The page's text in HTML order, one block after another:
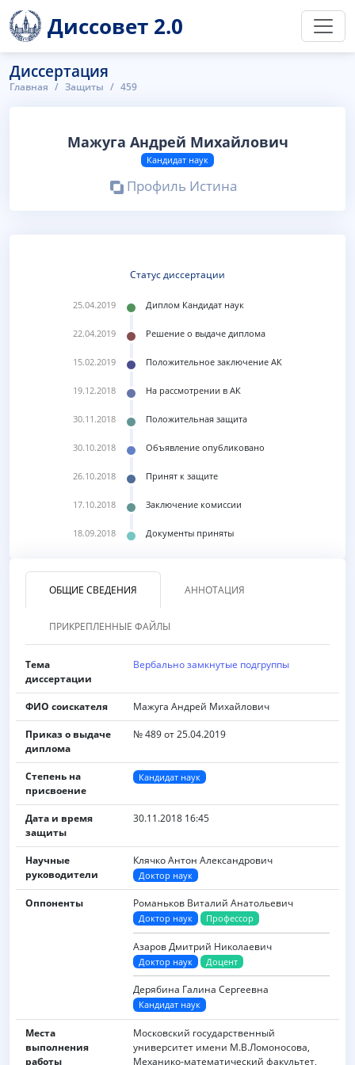
Диссовет 2.0
Диссертация
Главная Защиты 459
Мажуга Андрей Михайлович
Кандидат наук
Профиль Истина
Статус диссертации
25.04.2019 Диплом Кандидат наук
22.04.2019 Решение о выдаче диплома
15.02.2019 Положительное заключение АК
19.12.2018 На рассмотрении в АК
30.11.2018 Положительная защита
30.10.2018 Объявление опубликовано
26.10.2018 Принят к защите
17.10.2018 Заключение комиссии
18.09.2018 Документы приняты
ОБЩИЕ СВЕДЕНИЯ АННОТАЦИЯ
ПРИКРЕПЛЕННЫЕ ФАЙЛЫ
Тема
диссертации
Вербально замкнутые подгруппы
ФИО соискателя Мажуга Андрей Михайлович
Приказ о выдаче
диплома
№ 489 от 25.04.2019
Степень на
присвоение
Кандидат наук
Дата и время
защиты
30.11.2018 16:45
Научные
руководители
Клячко Антон Александрович
Доктор наук
Оппоненты Романьков Виталий Анатольевич
Доктор наук Профессор
Азаров Дмитрий Николаевич
Доктор наук Доцент
Дерябина Галина Сергеевна
Кандидат наук
Места
выполнения
работы
Московский государственный
университет имени M.B.Ломоносова,
Механико-математический факультет,